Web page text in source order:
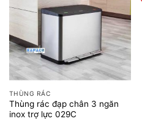
THÙNG RÁC
Thùng rác đạp chân 3 ngăn
inox trợ lực 029C